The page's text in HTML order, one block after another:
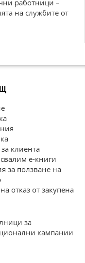
работници –
на службите от
клиента
е-книги
за ползване на
отказ от закупена
за
кампании